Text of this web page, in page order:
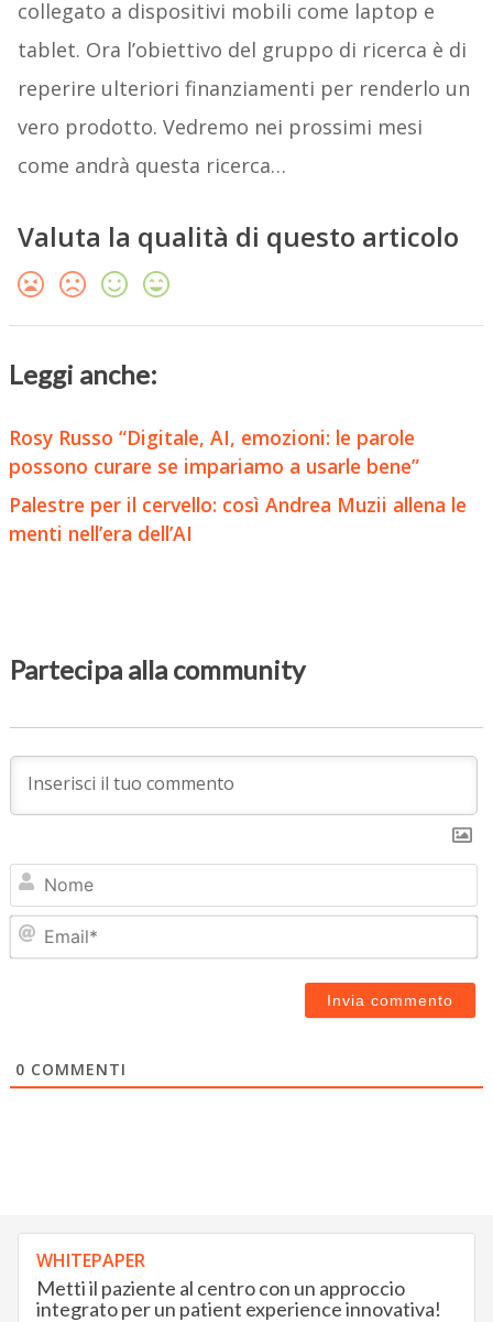
collegato a dispositivi mobili come laptop e
tablet. Ora l’obiettivo del gruppo di ricerca è di
reperire ulteriori finanziamenti per renderlo un
vero prodotto. Vedremo nei prossimi mesi
come andrà questa ricerca…
Valuta la qualità di questo articolo
Leggi anche:
Rosy Russo “Digitale, AI, emozioni: le parole
possono curare se impariamo a usarle bene”
Palestre per il cervello: così Andrea Muzii allena le
menti nell’era dell’AI
Partecipa alla community
0 COMMENTI
WHITEPAPER
Metti il paziente al centro con un approccio
integrato per un patient experience innovativa!